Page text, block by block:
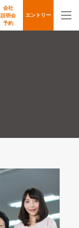
会社
説明会
予約
エントリー